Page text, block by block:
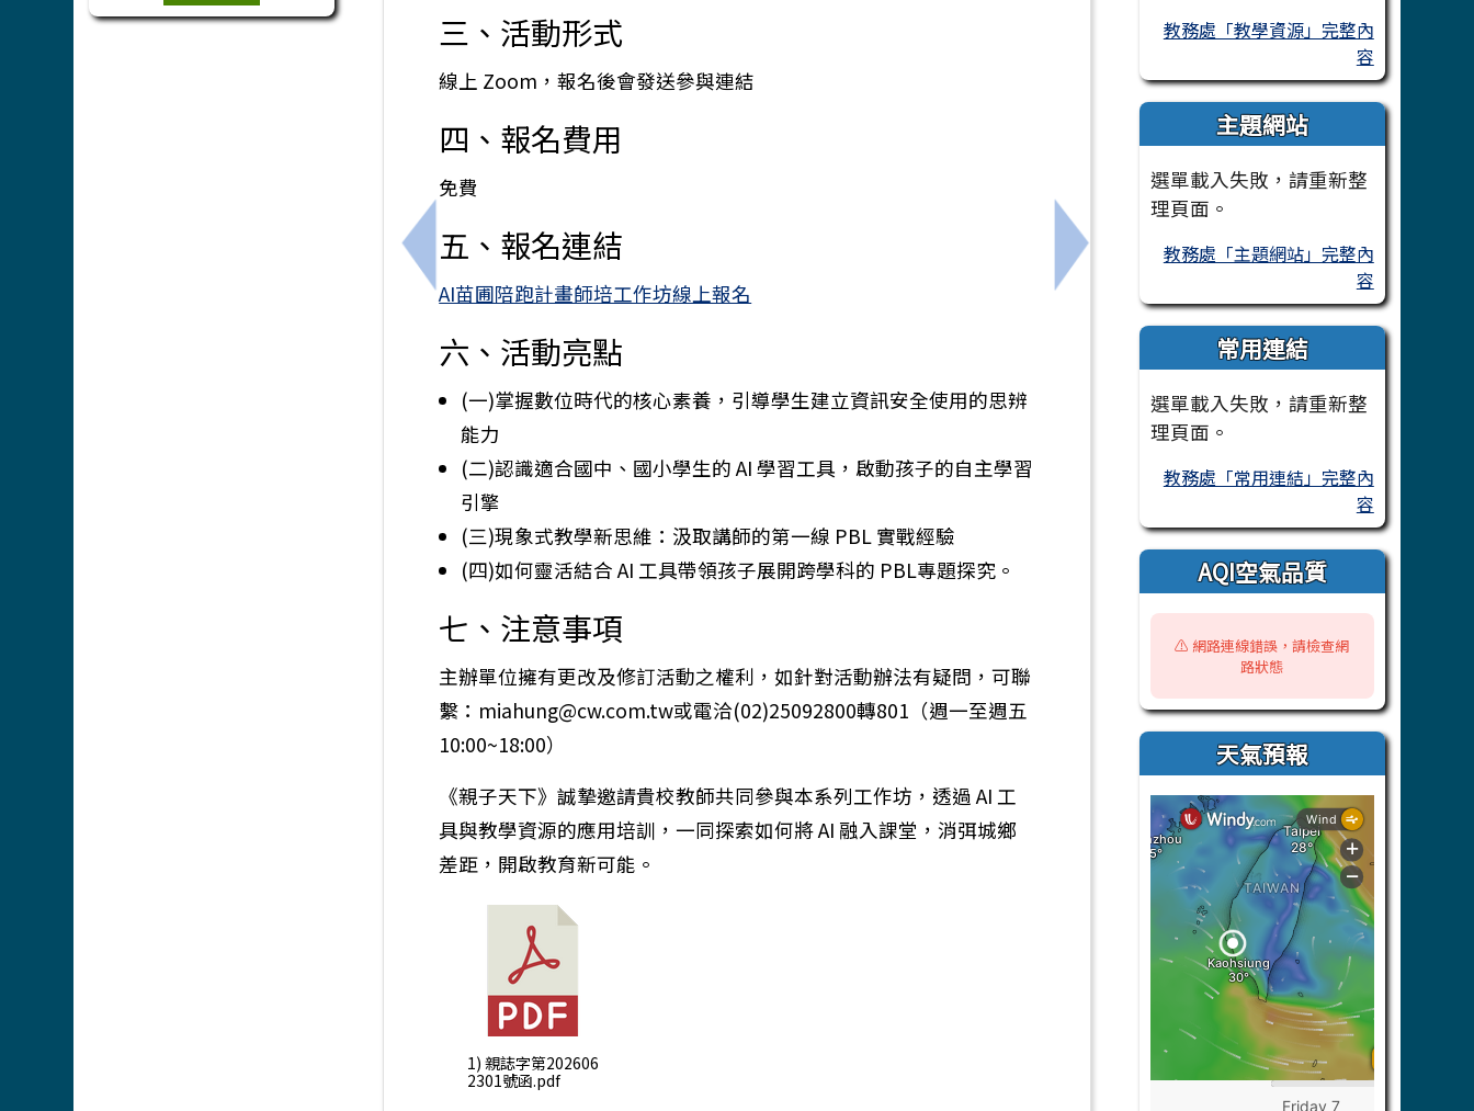
上一筆：115年科宇宙悠遊學—暑期數位教材推廣教師應用增能營(四)
三、活動形式
線上 Zoom，報名後會發送參與連結
四、報名費用
免費
五、報名連結
AI苗圃陪跑計畫師培工作坊線上報名
六、活動亮點
(一)掌握數位時代的核心素養，引導學生建立資訊安全使用的思辨
能力
(二)認識適合國中、國小學生的 AI 學習工具，啟動孩子的自主學習
引擎
(三)現象式教學新思維：汲取講師的第一線 PBL 實戰經驗
(四)如何靈活結合 AI 工具帶領孩子展開跨學科的 PBL專題探究。
七、注意事項
主辦單位擁有更改及修訂活動之權利，如針對活動辦法有疑問，可聯
繫：miahung@cw.com.tw或電洽(02)25092800轉801（週一至週五
10:00~18:00）
《親子天下》誠摯邀請貴校教師共同參與本系列工作坊，透過 AI 工
具與教學資源的應用培訓，一同探索如何將 AI 融入課堂，消弭城鄉
差距，開啟教育新可能。
1) 親誌字第202606
2301號函.pdf
下一筆：親子天下翻轉教育敬邀貴校教師參
教務處「教學資源」完整內
容
主題網站
選單載入失敗，請重新整
理頁面。
教務處「主題網站」完整內
容
常用連結
選單載入失敗，請重新整
理頁面。
教務處「常用連結」完整內
容
AQI空氣品質
⚠️ 網路連線錯誤，請檢查網
路狀態
天氣預報